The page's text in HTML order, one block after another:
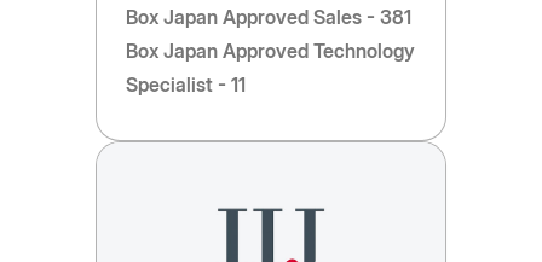
Box Japan Approved Sales - 381
Box Japan Approved Technology
Specialist - 11